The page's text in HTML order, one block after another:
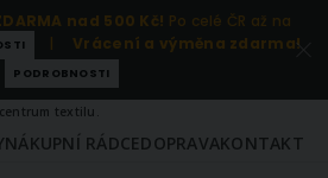
nad 500 Kč! Po celé ČR až na
| Vrácení a výměna zdarma!
PODROBNOSTI
textilu.
NÁKUPNÍ RÁDCEDOPRAVAKONTAKT